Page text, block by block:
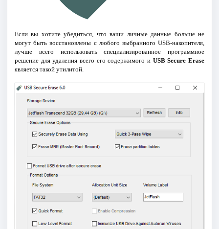
Если вы хотите убедиться, что ваши личные данные больше не
могут быть восстановлены с любого выбранного USB-накопителя,
лучше всего использовать специализированное программное
решение для удаления всего его содержимого и USB Secure Erase
является такой утилитой.